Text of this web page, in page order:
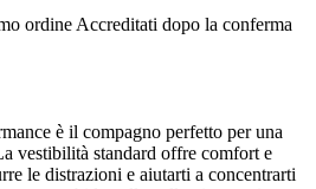
ordine Accreditati dopo la conferma
è il compagno perfetto per una
vestibilità standard offre comfort e
le distrazioni e aiutarti a concentrarti